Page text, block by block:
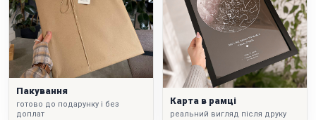
Пакування
готово до подарунку і без
доплат
Карта в рамці
реальний вигляд після друку